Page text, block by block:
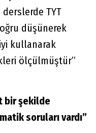
TYT
düşünerek
kullanarak
ölçülmüştür”
bir şekilde
soruları vardı”